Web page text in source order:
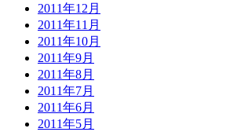
2011年12月
2011年11月
2011年10月
2011年9月
2011年8月
2011年7月
2011年6月
2011年5月